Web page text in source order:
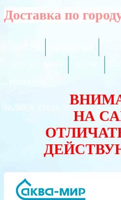
Доставка по
ВАЛЮТА:
НА